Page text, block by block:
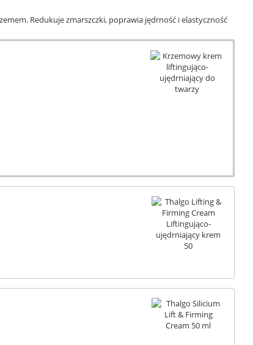
Redukuje zmarszczki, poprawia jędrność i elastyczność